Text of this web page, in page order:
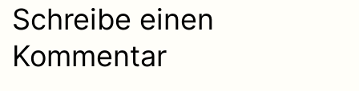
Schreibe einen
Kommentar